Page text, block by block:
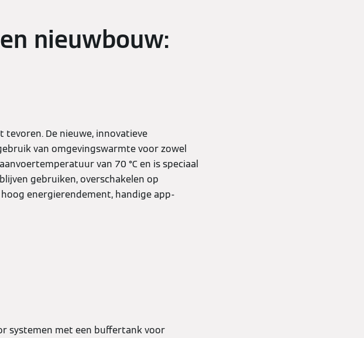
nieuwbouw:
De nieuwe, innovatieve
van omgevingswarmte voor zowel
van 70 °C en is speciaal
gebruiken, overschakelen op
energierendement, handige app-
systemen met een buffertank voor